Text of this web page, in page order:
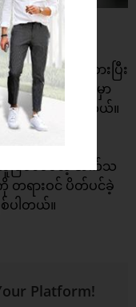
မှာ ၄၅ ပွဲကစားပြီး
ခုရာသီ မစတင်မီမှာ
ခဲ့ရတာ ဖြစ်ပါတယ်။
စတာယူနိုက်တက်
အိုးထရက်ဖို့ဒ်ကို
သူဖြစ်ပေမယ့် အက်သ
ရားဝင် ပိတ်ပင်ခဲ့
ပါတယ်။
Platform!